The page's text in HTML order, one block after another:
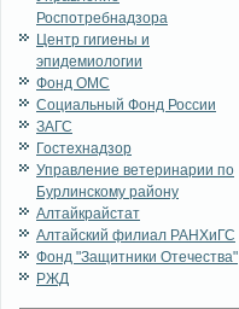
Роспотребнадзора
Центр гигиены и
эпидемиологии
Фонд ОМС
Социальный Фонд России
ЗАГС
Гостехнадзор
Управление ветеринарии по
Бурлинскому району
Алтайкрайстат
Алтайский филиал РАНХиГС
Фонд "Защитники Отечества"
РЖД